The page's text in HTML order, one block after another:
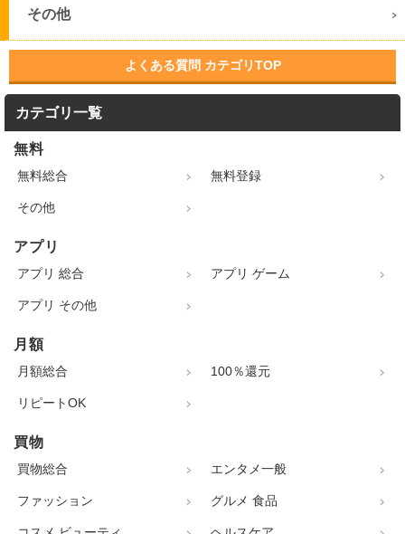
その他
よくある質問 カテゴリTOP
カテゴリ一覧
無料
無料総合 無料登録
その他
アプリ
アプリ 総合 アプリ ゲーム
アプリ その他
月額
月額総合 100％還元
リピートOK
買物
買物総合 エンタメ一般
ファッション グルメ 食品